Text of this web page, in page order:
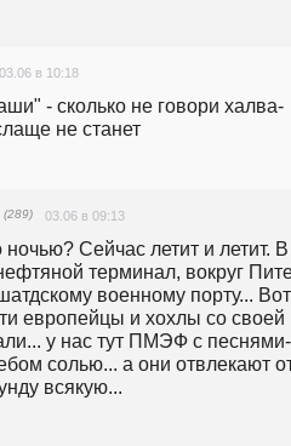
03.06 в 10:18
- сколько не говори халва-
не станет
03.06 в 09:13
Сейчас летит и летит. В
терминал, вокруг
военному порту... Вот
европейцы и хохлы со своей
у нас тут ПМЭФ с песнями-
солью... а они отвлекают
всякую...